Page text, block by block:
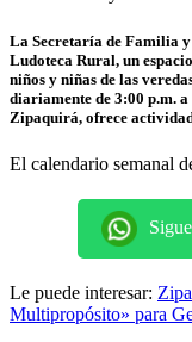
La Secretaría de Familia
Ludoteca Rural, un
niños y niñas de las
diariamente de 3:00 p.m.
Zipaquirá, ofrece
El calendario semanal
Le puede interesar:
Multipropósito» para